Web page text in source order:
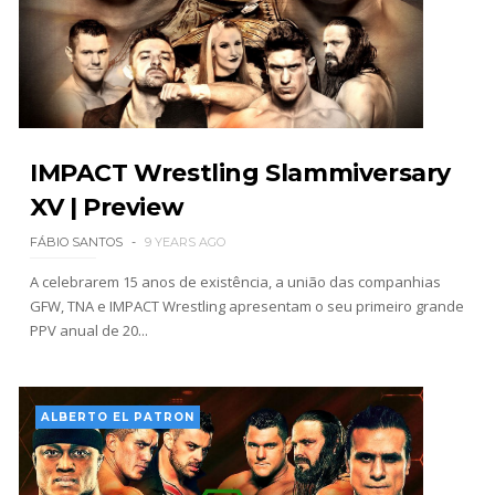
GUERRA EXTREMA NO GRAND SLAM MEXICO:
Will Ospreay supera Mark Davis num brutal
Street Fight com arame farpado
Unknown-Aug 06 2026
NOVOS CAMPEÕES DE TRIOS NA AEW: Brody
King, Bandido e Hangman Page conquistam os
títulos no Grand Slam Mexico
REVIRAVOLTA SURPREENDENTE NO GRAND
Statlander após interferência decisiva de
Hikaru Shida
Unknown-Aug 06 2026
TRIUNFO LENDÁRIO EM CIDADE DO MÉXICO:
IMPACT Wrestling Slammiversary
XV | Preview
FÁBIO SANTOS 9 YEARS AGO
A celebrarem 15 anos de existência, a união das companhias
GFW, TNA e IMPACT Wrestling apresentam o seu primeiro grande
PPV anual de 20...
ALBERTO EL PATRON